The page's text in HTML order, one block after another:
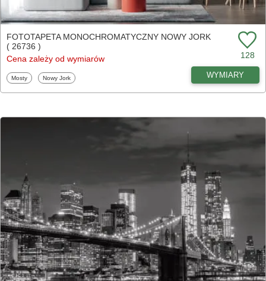
FOTOTAPETA MONOCHROMATYCZNY NOWY JORK
( 26736 )
Cena zależy od wymiarów
128
Fototapety
Mosty Fototapety
Nowy Jork WYMIARY